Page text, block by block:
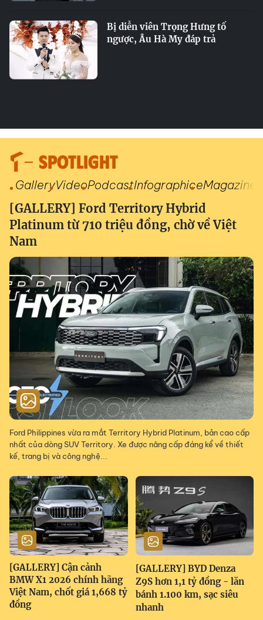
Bị diễn viên Trọng Hưng tố
ngược, Âu Hà My đáp trả
SPOTLIGHT
GalleryVideoPodcastInfographiceMagazine
[GALLERY] Ford Territory Hybrid
Platinum từ 710 triệu đồng, chờ về Việt
Nam
Ford Philippines vừa ra mắt Territory Hybrid Platinum, bản cao cấp
nhất của dòng SUV Territory. Xe được nâng cấp đáng kể về thiết
kế, trang bị và công nghệ...
[GALLERY] Cận cảnh
BMW X1 2026 chính hãng
Việt Nam, chốt giá 1,668 tỷ
đồng
[GALLERY] BYD Denza
Z9S hơn 1,1 tỷ đồng - lăn
bánh 1.100 km, sạc siêu
nhanh